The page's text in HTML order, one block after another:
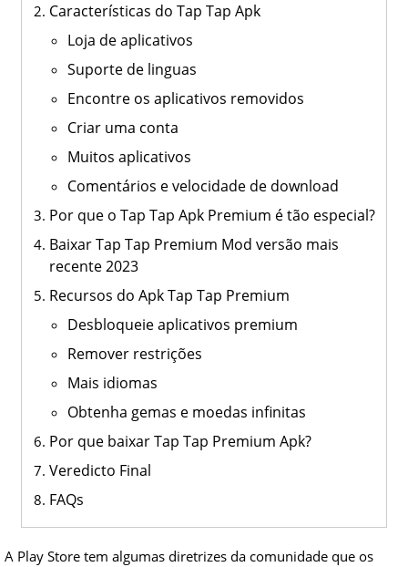
Características do Tap Tap Apk
Loja de aplicativos
Suporte de linguas
Encontre os aplicativos removidos
Criar uma conta
Muitos aplicativos
Comentários e velocidade de download
Por que o Tap Tap Apk Premium é tão especial?
Baixar Tap Tap Premium Mod versão mais
recente 2023
Recursos do Apk Tap Tap Premium
Desbloqueie aplicativos premium
Remover restrições
Mais idiomas
Obtenha gemas e moedas infinitas
Por que baixar Tap Tap Premium Apk?
Veredicto Final
FAQs
A Play Store tem algumas diretrizes da comunidade que os